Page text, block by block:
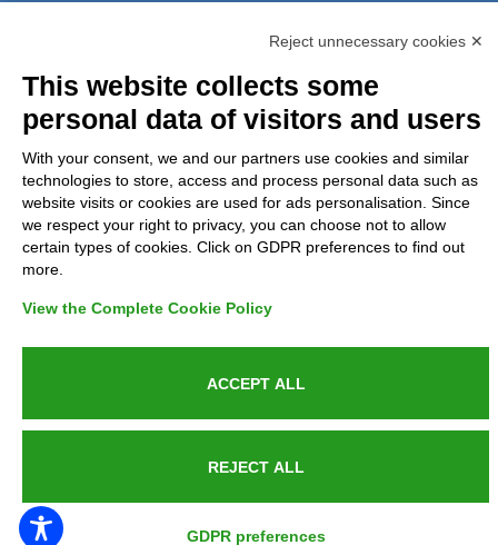
PUBLIC SERVICE ANNOUNCEMENT
Complaints
Refunds and Indemnities
Contacts
Azienda certificata UNI EN ISO 9001:2015
P.IVA 05538100727 - C.so Italia n.8 70123, BARI
Reject unnecessary cookies ✕
This website collects some
personal data of visitors and users
With your consent, we and our partners use cookies and similar
technologies to store, access and process personal data such as
website visits or cookies are used for ads personalisation. Since
we respect your right to privacy, you can choose not to allow
certain types of cookies. Click on GDPR preferences to find out
more.
View the Complete Cookie Policy
ACCEPT ALL
REJECT ALL
GDPR preferences